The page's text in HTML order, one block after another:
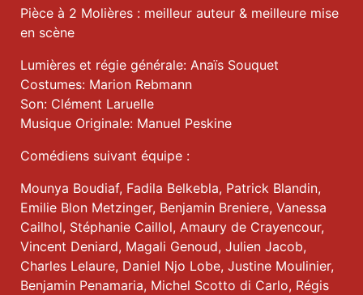
Pièce à 2 Molières : meilleur auteur & meilleure mise
en scène
Lumières et régie générale: Anaïs Souquet
Costumes: Marion Rebmann
Son: Clément Laruelle
Musique Originale: Manuel Peskine
Comédiens suivant équipe :
Mounya Boudiaf, Fadila Belkebla, Patrick Blandin,
Emilie Blon Metzinger, Benjamin Breniere, Vanessa
Cailhol, Stéphanie Caillol, Amaury de Crayencour,
Vincent Deniard, Magali Genoud, Julien Jacob,
Charles Lelaure, Daniel Njo Lobe, Justine Moulinier,
Benjamin Penamaria, Michel Scotto di Carlo, Régis